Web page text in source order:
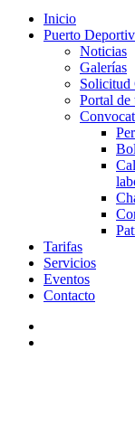
Inicio
Puerto
Noticias
Galerías
Solicitud
Portal de
Tarifas
Servicios
Eventos
Contacto